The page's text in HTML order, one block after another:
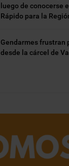
luego de conocerse
Rápido para la
Gendarmes frustran
desde la cárcel de